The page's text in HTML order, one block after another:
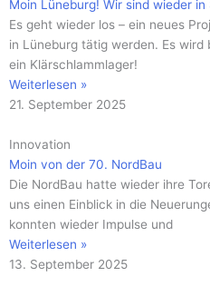
Moin Lüneburg! Wir sind wieder in
Es geht wieder los – ein neues
in Lüneburg tätig werden. Es
ein Klärschlammlager!
Weiterlesen »
21. September 2025
Innovation
Moin von der 70. NordBau
Die NordBau hatte wieder ihre
uns einen Einblick in die
konnten wieder Impulse und
Weiterlesen »
13. September 2025